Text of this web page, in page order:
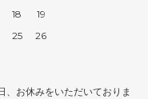
18
19
25
26
お休みをいただいておりま